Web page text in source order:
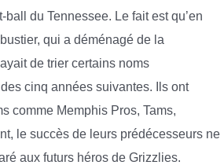
du Tennessee. Le fait est qu’en
qui a déménagé de la
de trier certains noms
cinq années suivantes. Ils ont
comme Memphis Pros, Tams,
le succès de leurs prédécesseurs ne
aux futurs héros de Grizzlies.